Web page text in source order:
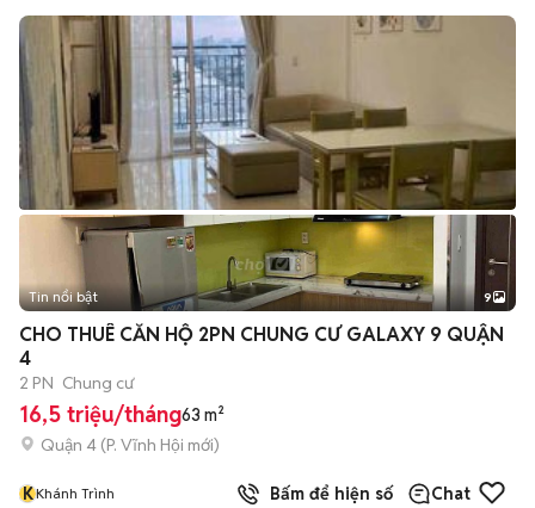
+2
Tin nổi bật 9
CHO THUÊ CĂN HỘ 2PN CHUNG CƯ GALAXY 9 QUẬN
4
2 PN Chung cư
16,5 triệu/tháng63 m²
Quận 4 (P. Vĩnh Hội mới)
KKhánh Trình Bấm để hiện số Chat